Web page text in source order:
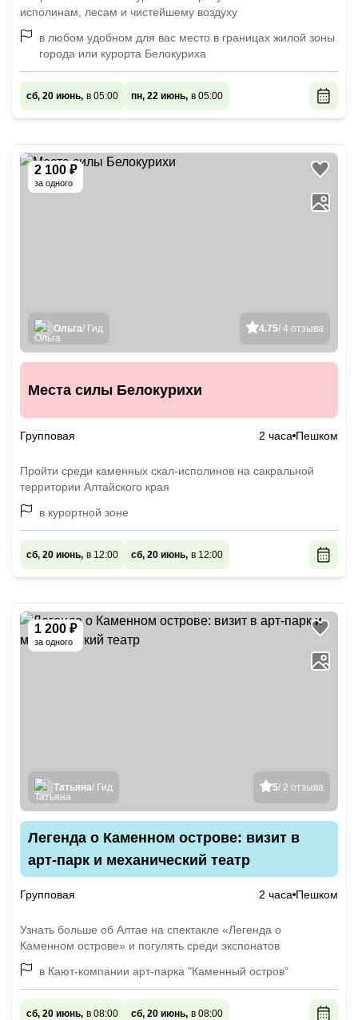
исполинам, лесам и чистейшему воздуху
в любом удобном для вас место в границах жилой зоны
города или курорта Белокуриха
сб, 20 июнь, в 05:00 пн, 22 июнь, в 05:00
2 100 ₽
за одного
4.75/ 4 отзыва
Ольга/ Гид
Места силы Белокурихи
Групповая 2 часа Пешком
Пройти среди каменных скал-исполинов на сакральной
территории Алтайского края
в курортной зоне
сб, 20 июнь, в 12:00 сб, 20 июнь, в 12:00
1 200 ₽
за одного
5/ 2 отзыва
Татьяна/ Гид
Легенда о Каменном острове: визит в
арт-парк и механический театр
Групповая 2 часа Пешком
Узнать больше об Алтае на спектакле «Легенда о
Каменном острове» и погулять среди экспонатов
в Кают-компании арт-парка "Каменный остров"
сб, 20 июнь, в 08:00 сб, 20 июнь, в 08:00